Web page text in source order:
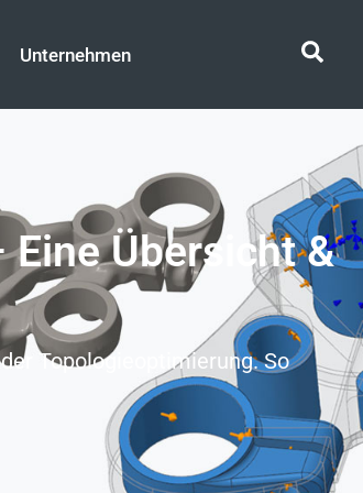
Unternehmen Search
Übersicht &
Topologieoptimierung. So